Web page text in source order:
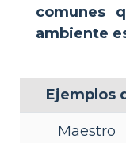
comunes
ambiente
Ejemplos
Maestro